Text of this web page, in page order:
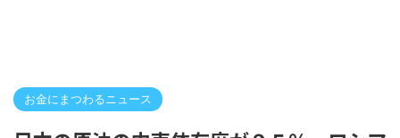
お金にまつわるニュース